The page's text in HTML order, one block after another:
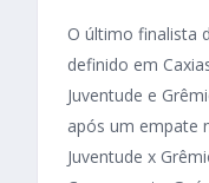
O último finalista
definido em
Juventude e
após um empate
Juventude x